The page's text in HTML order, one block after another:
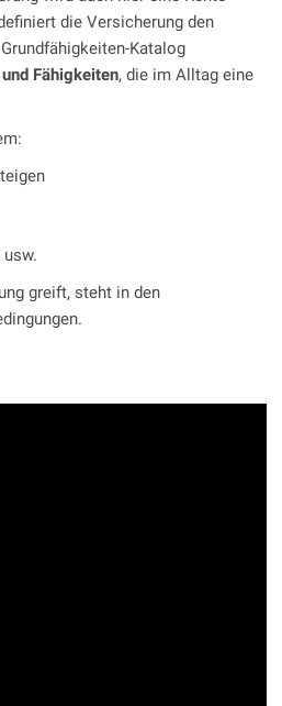
die Versicherung den
Katalog
Fähigkeiten, die im Alltag eine
greift, steht in den